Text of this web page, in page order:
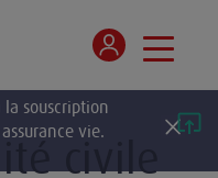
souscription
vie.
civile